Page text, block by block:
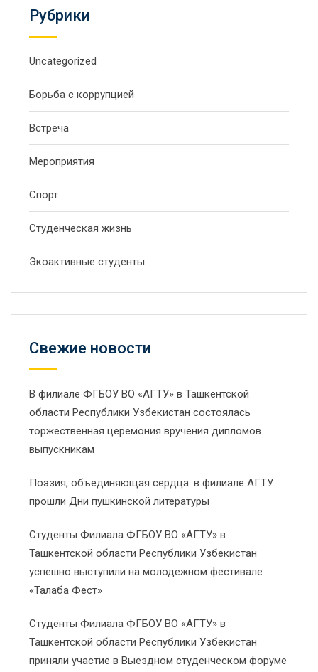
Рубрики
Uncategorized
Борьба с коррупцией
Встреча
Мероприятия
Спорт
Студенческая жизнь
Экоактивные студенты
Свежие новости
В филиале ФГБОУ ВО «АГТУ» в Ташкентской
области Республики Узбекистан состоялась
торжественная церемония вручения дипломов
выпускникам
Поэзия, объединяющая сердца: в филиале АГТУ
прошли Дни пушкинской литературы
Студенты Филиала ФГБОУ ВО «АГТУ» в
Ташкентской области Республики Узбекистан
успешно выступили на молодежном фестивале
«Талаба Фест»
Студенты Филиала ФГБОУ ВО «АГТУ» в
Ташкентской области Республики Узбекистан
приняли участие в Выездном студенческом форуме